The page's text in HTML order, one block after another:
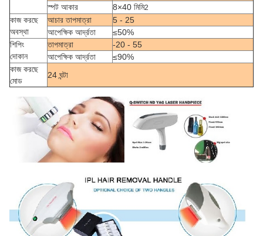
স্পট আকার
8×40 মিমি2
কাজ করছে
অবস্থা
আচার তাপমাত্রা
5 - 25
আপেক্ষিক আর্দ্রতা
≤50%
শিপিং
দোকান
তাপমাত্রা
-20 - 55
আপেক্ষিক আর্দ্রতা
≤90%
কাজ করছে
মোড
24 ঘন্টা